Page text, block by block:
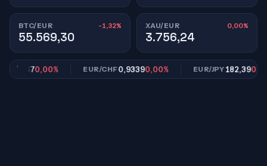
BTC/EUR -1,32%
55.569,30
XAU/EUR 0,00%
3.756,24
0,00% EUR/CHF0,93390,00% EUR/JPY182,390,00%